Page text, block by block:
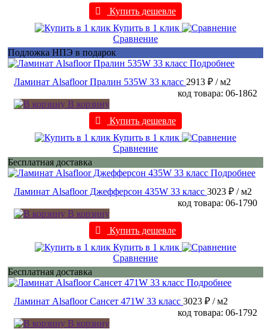
Купить дешевле
Купить в 1 клик
Сравнение
Подложка НПЭ в подарок
Подробнее
Ламинат Alsafloor Пралин 535W 33 класс 2913 ₽ / м2
код товара: 06-1862
В корзину
Купить дешевле
Купить в 1 клик
Сравнение
Бесплатная доставка
Подробнее
Ламинат Alsafloor Джефферсон 435W 33 класс 3023 ₽ / м2
код товара: 06-1790
В корзину
Купить дешевле
Купить в 1 клик
Сравнение
Бесплатная доставка
Подробнее
Ламинат Alsafloor Сансет 471W 33 класс 3023 ₽ / м2
код товара: 06-1792
В корзину